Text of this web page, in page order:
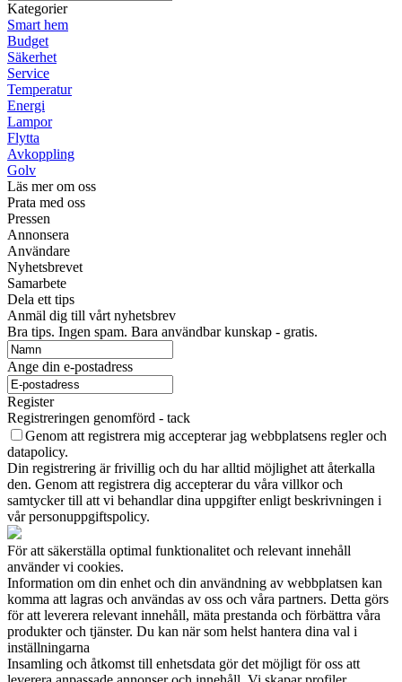
Kategorier
Smart hem
Budget
Säkerhet
Service
Temperatur
Energi
Lampor
Flytta
Avkoppling
Golv
Läs mer om oss
Prata med oss
Pressen
Annonsera
Användare
Nyhetsbrevet
Samarbete
Dela ett tips
Anmäl dig till vårt nyhetsbrev
Bra tips. Ingen spam. Bara användbar kunskap - gratis.
Ange din e-postadress
Register
Registreringen genomförd - tack
Genom att registrera mig accepterar jag webbplatsens regler och
datapolicy.
Din registrering är frivillig och du har alltid möjlighet att återkalla
den. Genom att registrera dig accepterar du våra villkor och
samtycker till att vi behandlar dina uppgifter enligt beskrivningen i
vår personuppgiftspolicy.
För att säkerställa optimal funktionalitet och relevant innehåll
använder vi cookies.
Information om din enhet och din användning av webbplatsen kan
komma att lagras och användas av oss och våra partners. Detta görs
för att leverera relevant innehåll, mäta prestanda och förbättra våra
produkter och tjänster. Du kan när som helst hantera dina val i
inställningarna
Insamling och åtkomst till enhetsdata gör det möjligt för oss att